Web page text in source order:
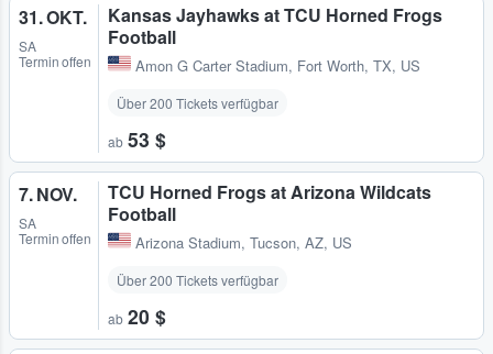
31. OKT.
SA
Termin offen
Kansas Jayhawks at TCU Horned Frogs
Football
Amon G Carter Stadium, Fort Worth, TX, US
Über 200 Tickets verfügbar
ab 53 $
7. NOV.
SA
Termin offen
TCU Horned Frogs at Arizona Wildcats
Football
Arizona Stadium, Tucson, AZ, US
Über 200 Tickets verfügbar
ab 20 $